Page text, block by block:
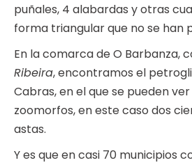
puñales, 4 alabardas y otras
forma triangular que no se han
En la comarca de O Barbanza,
Ribeira, encontramos el
Cabras, en el que se pueden
zoomorfos, en este caso dos
astas.
Y es que en casi 70 municipios